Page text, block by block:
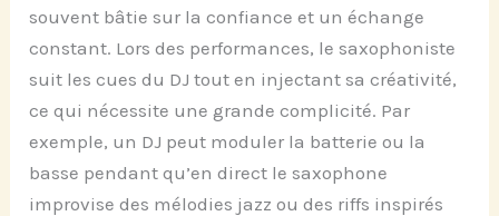
souvent bâtie sur la confiance et un échange
constant. Lors des performances, le saxophoniste
suit les cues du DJ tout en injectant sa créativité,
ce qui nécessite une grande complicité. Par
exemple, un DJ peut moduler la batterie ou la
basse pendant qu’en direct le saxophone
improvise des mélodies jazz ou des riffs inspirés